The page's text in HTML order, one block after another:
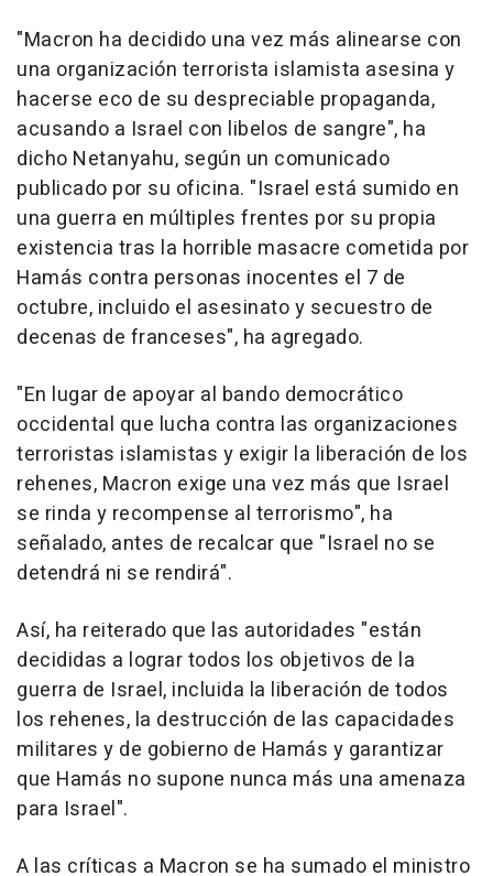
"Macron ha decidido una vez más alinearse con
una organización terrorista islamista asesina y
hacerse eco de su despreciable propaganda,
acusando a Israel con libelos de sangre", ha
dicho Netanyahu, según un comunicado
publicado por su oficina. "Israel está sumido en
una guerra en múltiples frentes por su propia
existencia tras la horrible masacre cometida por
Hamás contra personas inocentes el 7 de
octubre, incluido el asesinato y secuestro de
decenas de franceses", ha agregado.
"En lugar de apoyar al bando democrático
occidental que lucha contra las organizaciones
terroristas islamistas y exigir la liberación de los
rehenes, Macron exige una vez más que Israel
se rinda y recompense al terrorismo", ha
señalado, antes de recalcar que "Israel no se
detendrá ni se rendirá".
Así, ha reiterado que las autoridades "están
decididas a lograr todos los objetivos de la
guerra de Israel, incluida la liberación de todos
los rehenes, la destrucción de las capacidades
militares y de gobierno de Hamás y garantizar
que Hamás no supone nunca más una amenaza
para Israel".
A las críticas a Macron se ha sumado el ministro